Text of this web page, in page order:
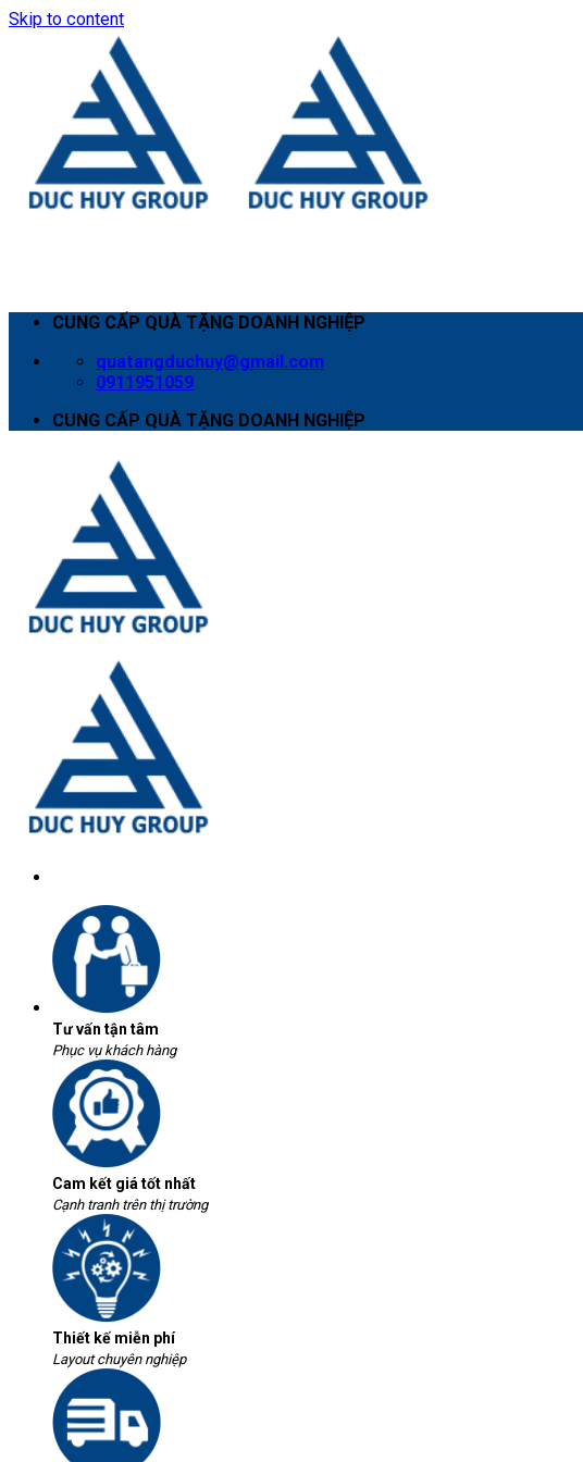
Skip to content
CUNG CẤP QUÀ TẶNG DOANH NGHIỆP
quatangduchuy@gmail.com
0911951059
CUNG CẤP QUÀ TẶNG DOANH NGHIỆP
Tư vấn tận tâm
Phục vụ khách hàng
Cam kết giá tốt nhất
Cạnh tranh trên thị trường
Thiết kế miễn phí
Layout chuyên nghiệp